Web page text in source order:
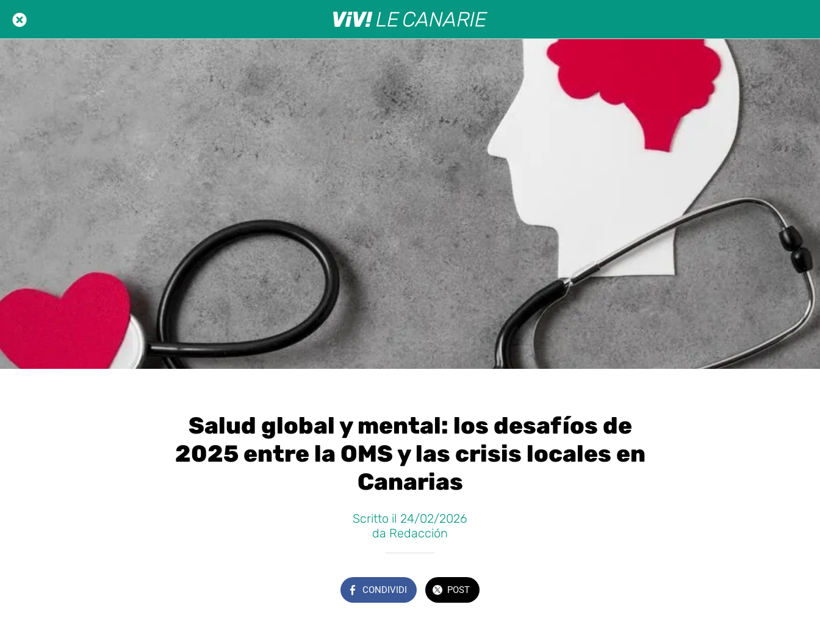
Salud global y mental: los desafíos de
2025 entre la OMS y las crisis locales en
Canarias
Scritto il 24/02/2026
da Redacción
CONDIVIDI POST